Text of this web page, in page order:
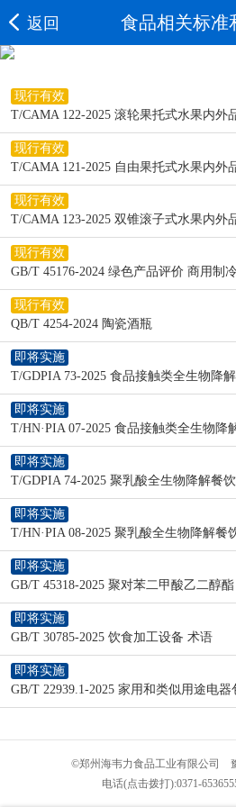
返回 食品相关标准
现行有效
T/CAMA 122-2025 滚轮果托式水果内外
现行有效
T/CAMA 121-2025 自由果托式水果内外
现行有效
T/CAMA 123-2025 双锥滚子式水果内外
现行有效
GB/T 45176-2024 绿色产品评价 商用制
现行有效
QB/T 4254-2024 陶瓷酒瓶
即将实施
T/GDPIA 73-2025 食品接触类全生物降
即将实施
T/HN·PIA 07-2025 食品接触类全生物降
即将实施
T/GDPIA 74-2025 聚乳酸全生物降解餐
即将实施
T/HN·PIA 08-2025 聚乳酸全生物降解餐
即将实施
GB/T 45318-2025 聚对苯二甲酸乙二醇
即将实施
GB/T 30785-2025 饮食加工设备 术语
即将实施
GB/T 22939.1-2025 家用和类似用途电
©郑州海韦力食品工业有限公司
电话(点击拨打):0371-